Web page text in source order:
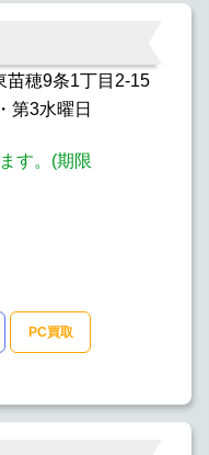
苗穂9条1丁目2-15
第3水曜日
す。(期限
PC買取